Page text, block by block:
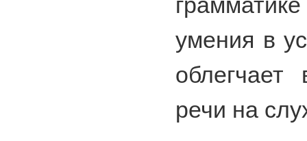
умения в
облегчает
речи на